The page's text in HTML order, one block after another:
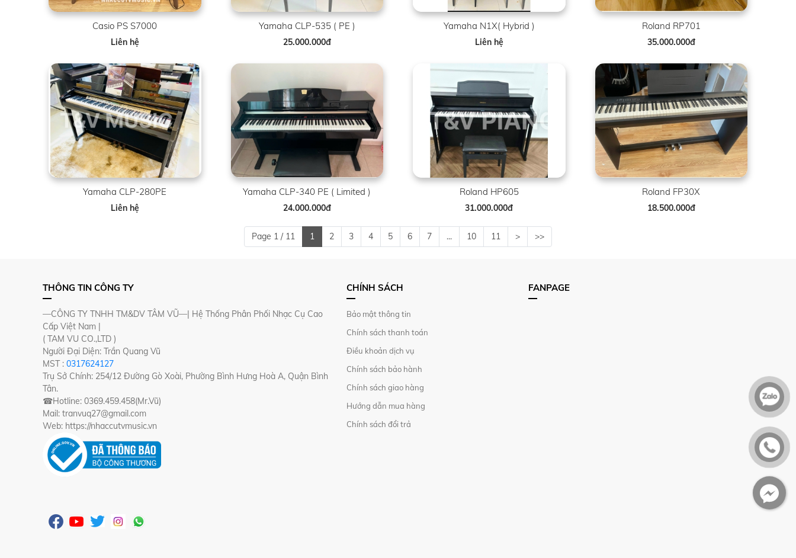
Casio PS S7000
Liên hệ
Yamaha CLP-535 ( PE )
25.000.000đ
Yamaha N1X( Hybrid )
Liên hệ
Roland RP701
35.000.000đ
Yamaha CLP-280PE
Liên hệ
Yamaha CLP-340 PE ( Limited )
24.000.000đ
Roland HP605
31.000.000đ
Roland FP30X
18.500.000đ
Page 1 / 11 1 2 3 4 5 6 7 ... 10 11 > >>
THÔNG TIN CÔNG TY
—CÔNG TY TNHH TM&DV TÂM VŨ—| Hệ Thống Phân Phối Nhạc Cụ Cao
Cấp Việt Nam |
( TAM VU CO.,LTD )
Người Đại Diện: Trần Quang Vũ
MST : 0317624127
Trụ Sở Chính: 254/12 Đường Gò Xoài, Phường Bình Hưng Hoà A, Quận Bình
Tân.
☎Hotline: 0369.459.458(Mr.Vũ)
Mail: tranvuq27@gmail.com
Web: https://nhaccutvmusic.vn
CHÍNH SÁCH
Bảo mật thông tin
Chính sách thanh toán
Điều khoản dịch vụ
Chính sách bảo hành
Chính sách giao hàng
Hướng dẫn mua hàng
Chính sách đổi trả
FANPAGE